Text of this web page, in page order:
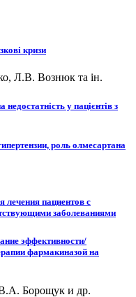
кризи
Л.В. Вознюк та ін.
у пацієнтів з
роль олмесартана
пациентов с
заболеваниями
эффективности/
фармакиназой на
Борощук и др.